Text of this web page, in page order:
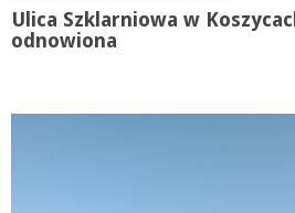
Ulica Szklarniowa w
odnowiona